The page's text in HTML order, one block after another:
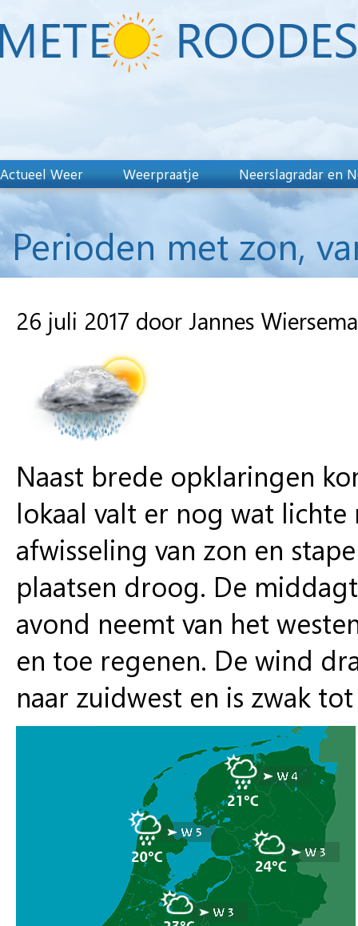
Actueel Weer Weerpraatje Neerslagradar en
Perioden met zon,
26 juli 2017 door Jannes Wiersema
Naast brede opklaringen
lokaal valt er nog wat
afwisseling van zon en
plaatsen droog. De
avond neemt van het
en toe regenen. De wind
naar zuidwest en is zwak